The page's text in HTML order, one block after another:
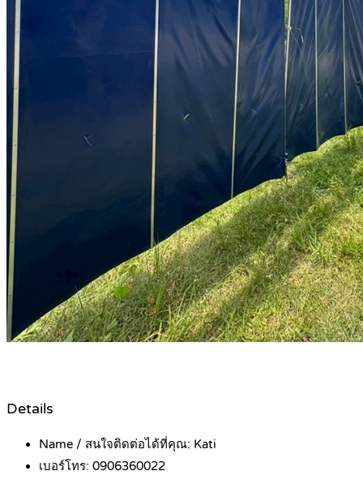
Details
Name / สนใจติดต่อได้ที่คุณ: Kati
เบอร์โทร: 0906360022